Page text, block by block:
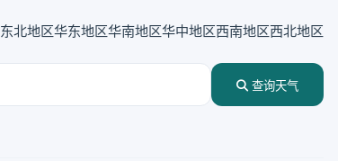
东北地区华东地区华南地区华中地区西南地区西北地区
查询天气